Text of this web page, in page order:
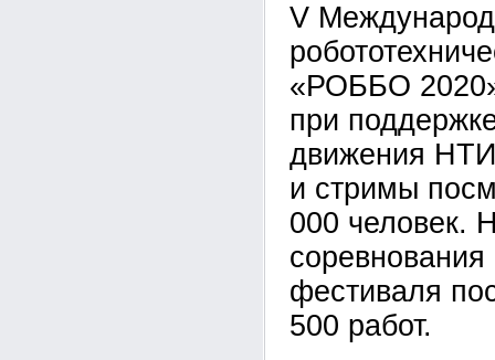
V
«РОББО
при
движения
и стримы
000 человек.
фестиваля
500 работ.